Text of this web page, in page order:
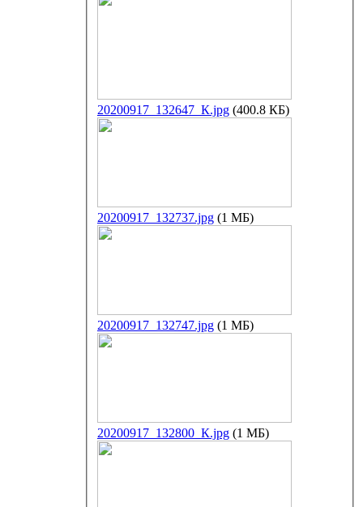
20200917_132647_К.jpg (400.8 КБ)
20200917_132737.jpg (1 МБ)
20200917_132747.jpg (1 МБ)
20200917_132800_К.jpg (1 МБ)